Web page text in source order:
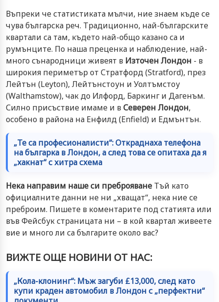
Въпреки че статистиката мълчи, ние знаем къде се
чува българска реч. Традиционно, най-българските
квартали са там, където най-общо казано са и
румънците. По наша преценка и наблюдение, най-
много сънародници живеят в Източен Лондон - в
широкия периметър от Стратфорд (Stratford), през
Лейтън (Leyton), Лейтънстоун и Уолтъмстоу
(Walthamstow), чак до Илфорд, Баркинг и Дагенъм.
Силно присъствие имаме и вСеверен Лондон,
особено в района на Енфилд (Enfield) и Едмънтън.
„Те са професионалисти“: Откраднаха телефона
на българка в Лондон, а след това се опитаха да я
„хакнат“ с хитра схема
Нека направим наше си преброяване Тъй като
официалните данни не ни „хващат“, нека ние се
преброим. Пишете в коментарите под статията или
във Фейсбук страницата ни – в кой квартал живеете
вие и много ли са българите около вас?
ВИЖТЕ ОЩЕ НОВИНИ ОТ НАС:
„Кола-клонинг“: Мъж загуби £13,000, след като
купи краден автомобил в Лондон с „перфектни“